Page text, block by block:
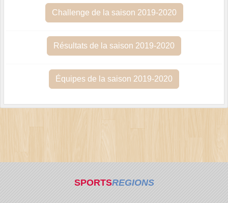
Challenge de la saison 2019-2020
Résultats de la saison 2019-2020
Équipes de la saison 2019-2020
SPORTSREGIONS